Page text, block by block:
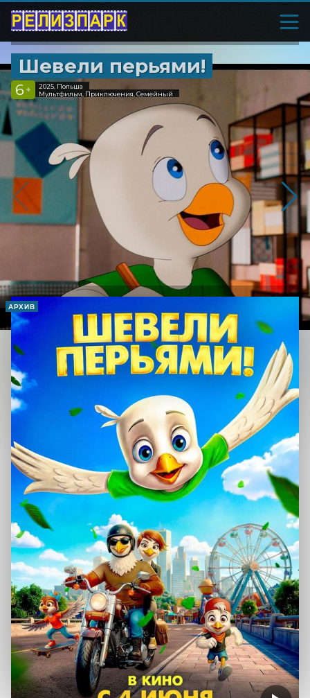
Шевели перьями!
6 +
2025, Польша
Мультфильм, Приключения, Семейный
АРХИВ